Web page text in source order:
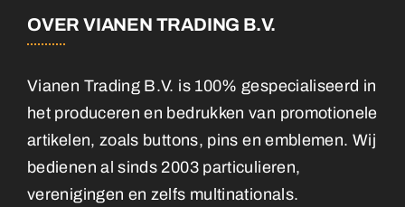
OVER VIANEN TRADING B.V.
Vianen Trading B.V. is 100% gespecialiseerd in
het produceren en bedrukken van promotionele
artikelen, zoals buttons, pins en emblemen. Wij
bedienen al sinds 2003 particulieren,
verenigingen en zelfs multinationals.